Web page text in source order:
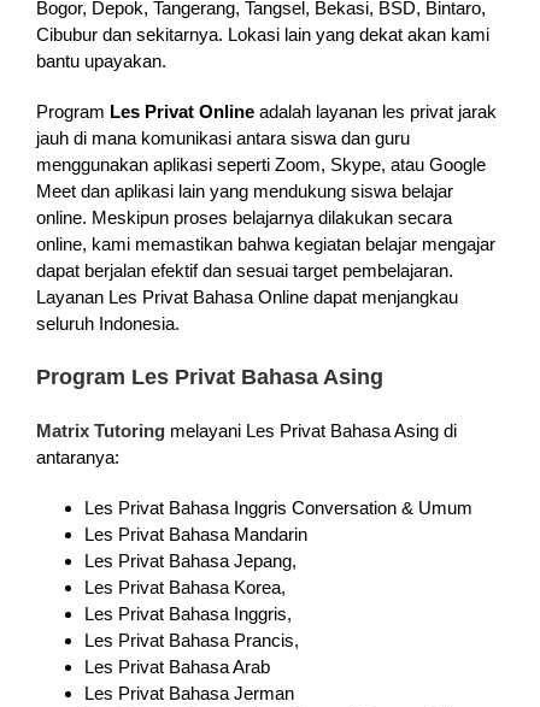
Bogor, Depok, Tangerang, Tangsel, Bekasi, BSD, Bintaro,
Cibubur dan sekitarnya. Lokasi lain yang dekat akan kami
bantu upayakan.
Program Les Privat Online adalah layanan les privat jarak
jauh di mana komunikasi antara siswa dan guru
menggunakan aplikasi seperti Zoom, Skype, atau Google
Meet dan aplikasi lain yang mendukung siswa belajar
online. Meskipun proses belajarnya dilakukan secara
online, kami memastikan bahwa kegiatan belajar mengajar
dapat berjalan efektif dan sesuai target pembelajaran.
Layanan Les Privat Bahasa Online dapat menjangkau
seluruh Indonesia.
Program Les Privat Bahasa Asing
Matrix Tutoring melayani Les Privat Bahasa Asing di
antaranya:
Les Privat Bahasa Inggris Conversation & Umum
Les Privat Bahasa Mandarin
Les Privat Bahasa Jepang,
Les Privat Bahasa Korea,
Les Privat Bahasa Inggris,
Les Privat Bahasa Prancis,
Les Privat Bahasa Arab
Les Privat Bahasa Jerman